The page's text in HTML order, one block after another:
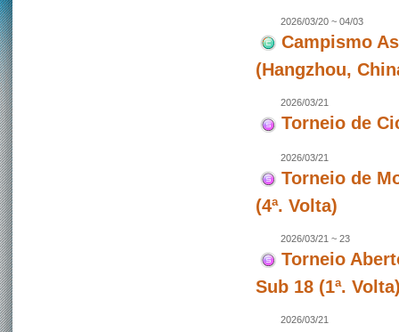
2026/03/20 ~ 04/03
Campismo
(Hangzhou,
2026/03/21
Torneio de
2026/03/21
Torneio de
(4ª. Volta)
2026/03/21 ~ 23
Torneio
Sub 18 (1ª.
2026/03/21